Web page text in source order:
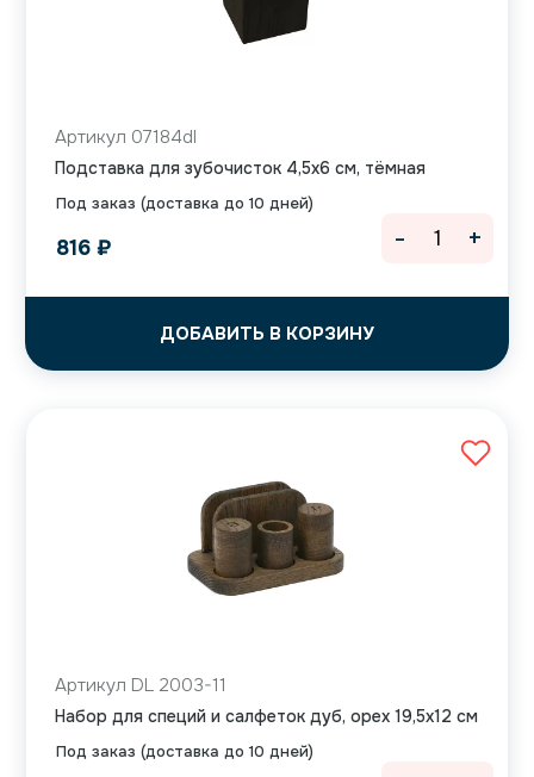
Под заказ (доставка до 10 дней)
Артикул 07184dl
Подставка для зубочисток 4,5х6 см, тёмная
816 ₽
ДОБАВИТЬ В КОРЗИНУ
- +
Под заказ (доставка до 10 дней)
Артикул DL 2003-11
Набор для специй и салфеток дуб, орех 19,5х12 см